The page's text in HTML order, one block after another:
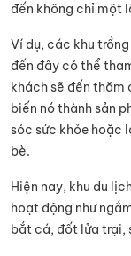
đến không chỉ một
Ví dụ, các khu
đến đây có thể
khách sẽ đến thăm
biến nó thành sản
sóc sức khỏe hoặc
bè.
Hiện nay, khu du
hoạt động như
bắt cá, đốt lửa trại,